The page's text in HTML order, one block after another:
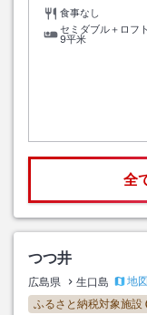
食事なし
セミダブル＋ロ
9平米
全
つつ井
広島県 生口島
地図
ふるさと納税対象施設